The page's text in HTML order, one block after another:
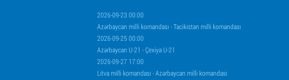
2026-09-23 00:00
Azərbaycan milli komandası - Tacikistan milli komandası
2026-09-25 00:00
Azərbaycan U-21 - Çexiya U-21
2026-09-27 17:00
Litva milli komandası - Azərbaycan milli komandası